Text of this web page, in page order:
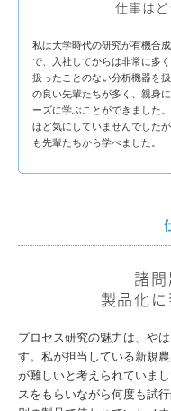
仕事はど
私は大学時代の研究が有機合
で、入社してからは非常に多
扱ったことのない分析機器を
の良い先輩たちが多く、親身
ーズに学ぶことができました
ほど気にしていませんでした
も先輩たちから学べました。
諸問
製品化に
プロセス研究の魅力は、や
す。私が担当している新規
が難しいと考えられていま
スをもらいながら何度も試